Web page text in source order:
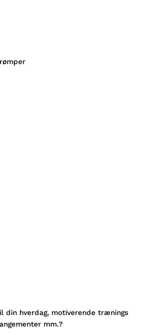
din hverdag, motiverende trænings
mm.?